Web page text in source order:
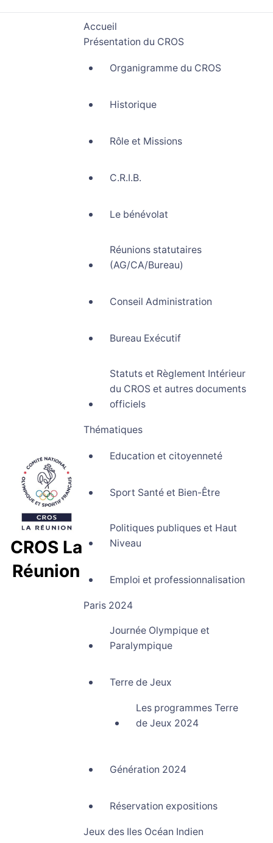
CROS La
Réunion
Accueil
Présentation du CROS
Organigramme du CROS
Historique
Rôle et Missions
C.R.I.B.
Le bénévolat
Réunions statutaires
(AG/CA/Bureau)
Conseil Administration
Bureau Exécutif
Statuts et Règlement Intérieur
du CROS et autres documents
officiels
Thématiques
Education et citoyenneté
Sport Santé et Bien-Être
Politiques publiques et Haut
Niveau
Emploi et professionnalisation
Paris 2024
Journée Olympique et
Paralympique
Terre de Jeux
Les programmes Terre
de Jeux 2024
Génération 2024
Réservation expositions
Jeux des Iles Océan Indien